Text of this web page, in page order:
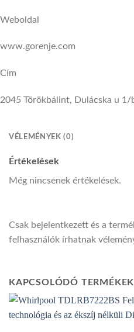
Weboldal
www.gorenje.com
Cím
2045 Törökbálint, Dulácska u 1/
VÉLEMÉNYEK (0)
Értékelések
Még nincsenek értékelések.
Csak bejelentkezett és a
felhasználók írhatnak
KAPCSOLÓDÓ TERMÉKEK